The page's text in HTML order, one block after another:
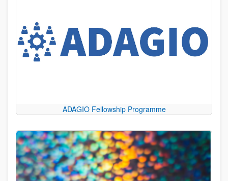
ADAGIO Fellowship Programme